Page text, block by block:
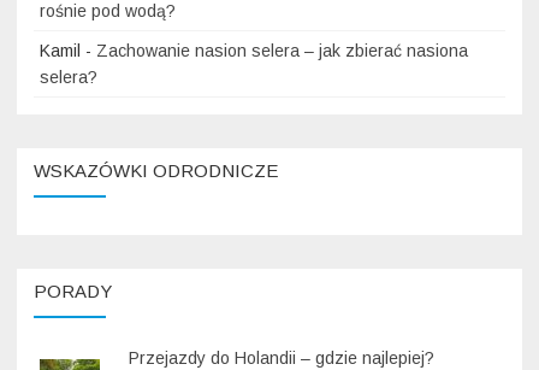
rośnie pod wodą?
Kamil - Zachowanie nasion selera – jak zbierać nasiona
selera?
WSKAZÓWKI ODRODNICZE
PORADY
Przejazdy do Holandii – gdzie najlepiej?